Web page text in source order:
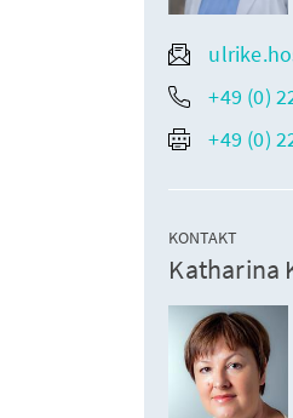
+49 (0)
+49 (0)
KONTAKT
Katharina